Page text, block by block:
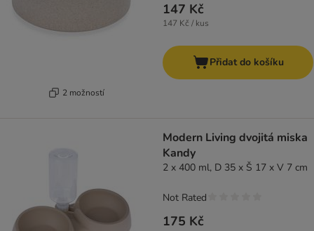
2 možností
147 Kč
147 Kč / kus
Přidat do košíku
Modern Living dvojitá miska
Kandy
2 x 400 ml, D 35 x Š 17 x V 7 cm
175 Kč
Not Rated